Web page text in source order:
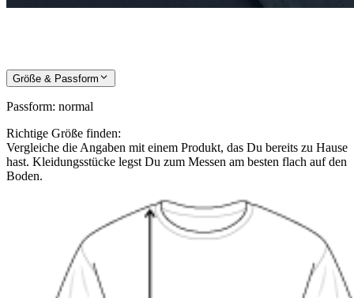
Größe & Passform
Passform: normal
Richtige Größe finden:
Vergleiche die Angaben mit einem Produkt, das Du bereits zu Hause
hast. Kleidungsstücke legst Du zum Messen am besten flach auf den
Boden.